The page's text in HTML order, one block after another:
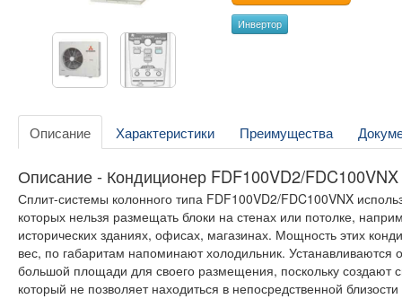
Инвертор
Описание Характеристики Преимущества
Описание - Кондиционер FDF100VD2/FDC100VNX
Сплит-системы колонного типа FDF100VD2/FDC100VNX
которых нельзя размещать блоки на стенах или потолке,
исторических зданиях, офисах, магазинах. Мощность этих
вес, по габаритам напоминают холодильник. Устанавливаются
большой площади для своего размещения, поскольку создают
который не позволяет находиться в непосредственной